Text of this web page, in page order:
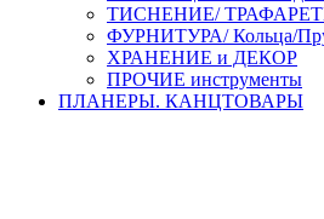
ТИСНЕНИЕ/ ТРАФАРЕТЫ
ФУРНИТУРА/ Кольца/
ХРАНЕНИЕ и ДЕКОР
ПРОЧИЕ инструменты
ПЛАНЕРЫ. КАНЦТОВАРЫ